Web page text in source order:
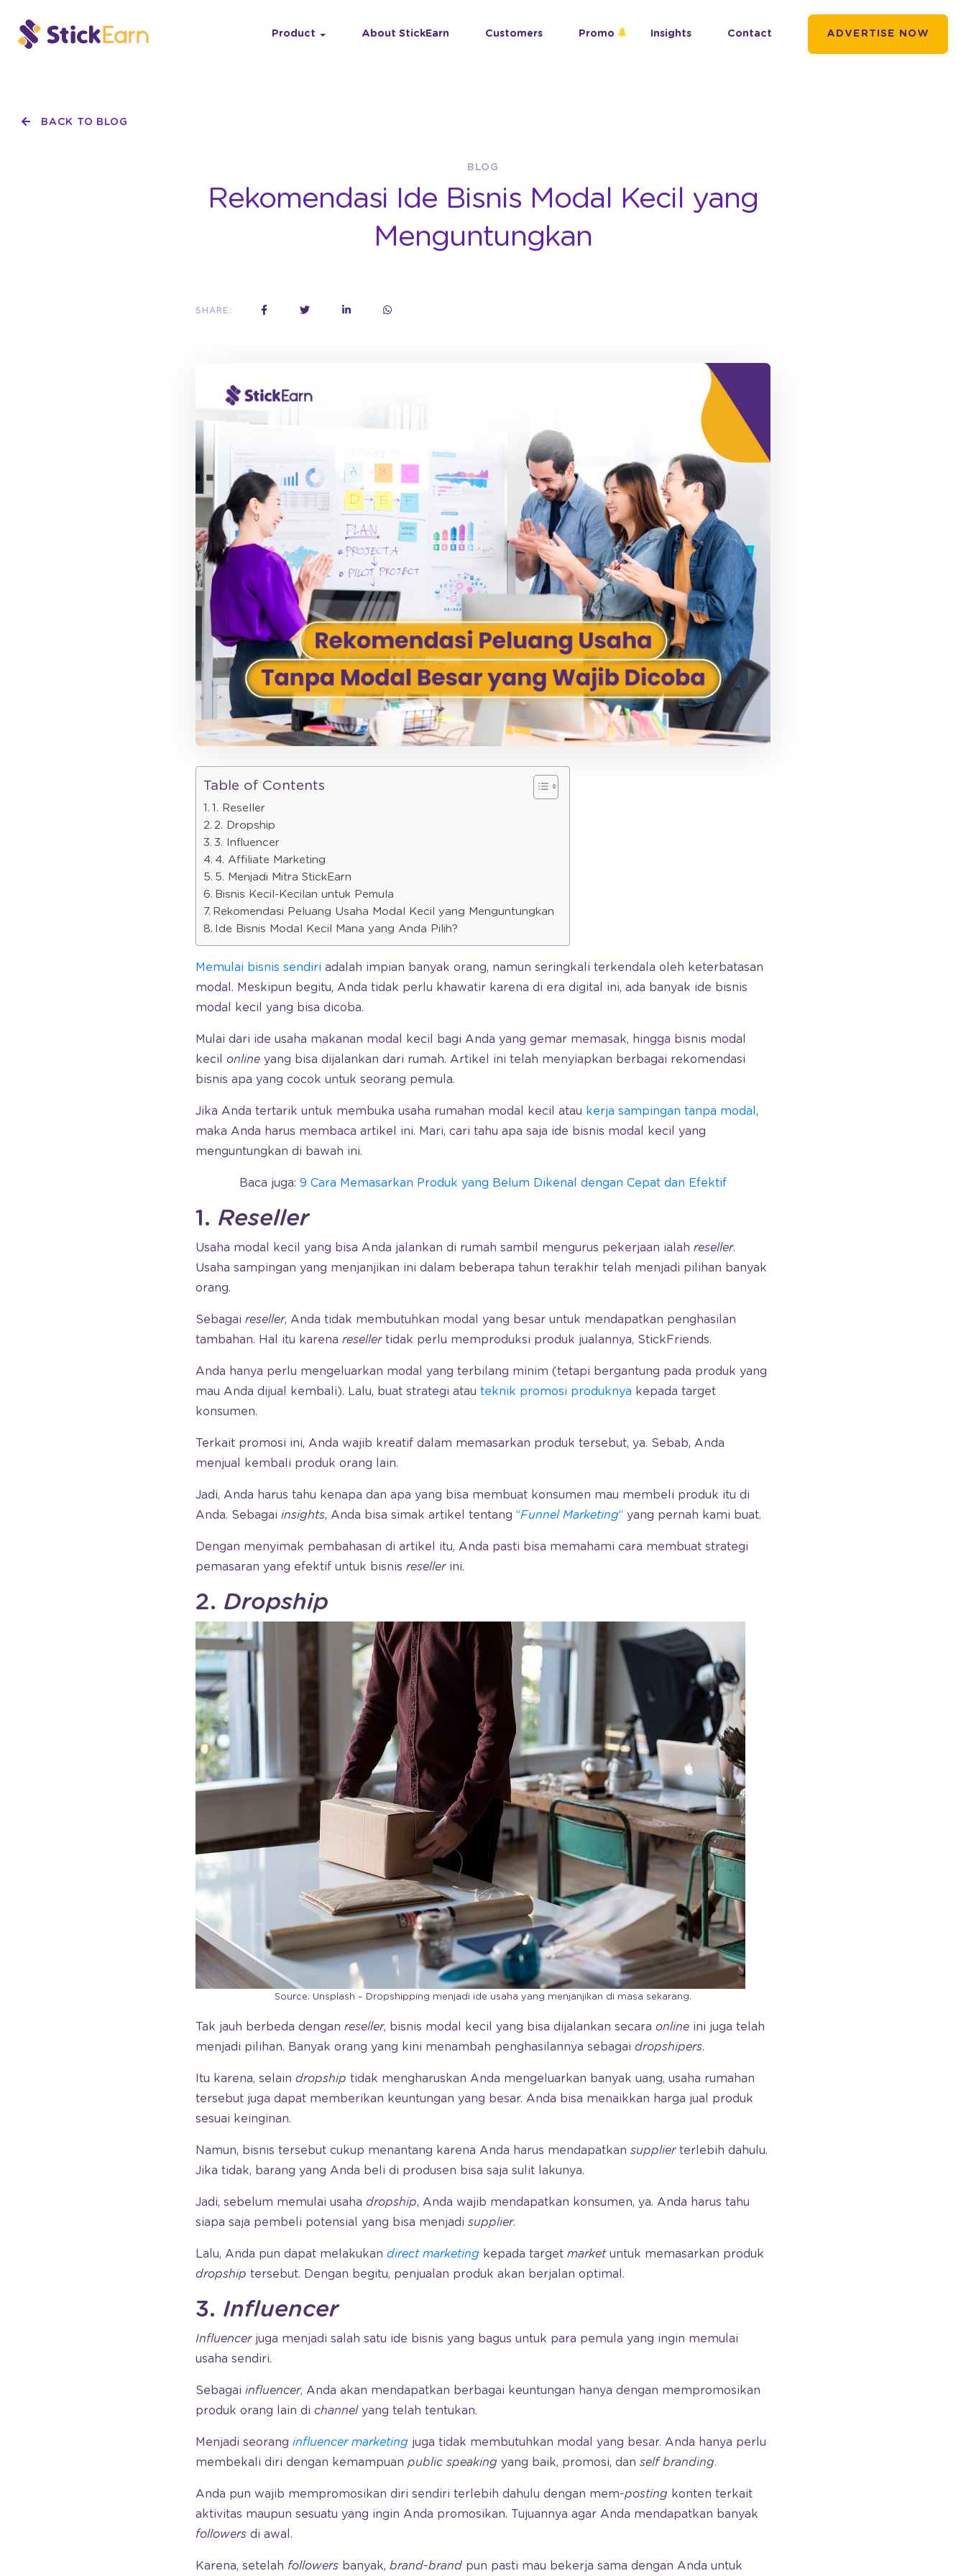
Product About StickEarn Customers Promo Insights Contact ADVERTISE NOW
BACK TO BLOG
BLOG
Rekomendasi Ide Bisnis Modal Kecil yang
Menguntungkan
SHARE:
Table of Contents
1. Reseller
2. Dropship
3. Influencer
4. Affiliate Marketing
5. Menjadi Mitra StickEarn
Bisnis Kecil-Kecilan untuk Pemula
Rekomendasi Peluang Usaha Modal Kecil yang Menguntungkan
Ide Bisnis Modal Kecil Mana yang Anda Pilih?
Memulai bisnis sendiri adalah impian banyak orang, namun seringkali terkendala oleh keterbatasan
modal. Meskipun begitu, Anda tidak perlu khawatir karena di era digital ini, ada banyak ide bisnis
modal kecil yang bisa dicoba.
Mulai dari ide usaha makanan modal kecil bagi Anda yang gemar memasak, hingga bisnis modal
kecil online yang bisa dijalankan dari rumah. Artikel ini telah menyiapkan berbagai rekomendasi
bisnis apa yang cocok untuk seorang pemula.
Jika Anda tertarik untuk membuka usaha rumahan modal kecil atau kerja sampingan tanpa modal,
maka Anda harus membaca artikel ini. Mari, cari tahu apa saja ide bisnis modal kecil yang
menguntungkan di bawah ini.
Baca juga: 9 Cara Memasarkan Produk yang Belum Dikenal dengan Cepat dan Efektif
1. Reseller
Usaha modal kecil yang bisa Anda jalankan di rumah sambil mengurus pekerjaan ialah reseller.
Usaha sampingan yang menjanjikan ini dalam beberapa tahun terakhir telah menjadi pilihan banyak
orang.
Sebagai reseller, Anda tidak membutuhkan modal yang besar untuk mendapatkan penghasilan
tambahan. Hal itu karena resellertidak perlu memproduksi produk jualannya, StickFriends.
Anda hanya perlu mengeluarkan modal yang terbilang minim (tetapi bergantung pada produk yang
mau Anda dijual kembali). Lalu, buat strategi atau teknik promosi produknya kepada target
konsumen.
Terkait promosi ini, Anda wajib kreatif dalam memasarkan produk tersebut, ya. Sebab, Anda
menjual kembali produk orang lain.
Jadi, Anda harus tahu kenapa dan apa yang bisa membuat konsumen mau membeli produk itu di
Anda. Sebagai insights, Anda bisa simak artikel tentang “Funnel Marketing“ yang pernah kami buat.
Dengan menyimak pembahasan di artikel itu, Anda pasti bisa memahami cara membuat strategi
pemasaran yang efektif untuk bisnis resellerini.
2. Dropship
Source: Unsplash – Dropshipping menjadi ide usaha yang menjanjikan di masa sekarang.
Tak jauh berbeda dengan reseller, bisnis modal kecil yang bisa dijalankan secara online ini juga telah
menjadi pilihan. Banyak orang yang kini menambah penghasilannya sebagai dropshipers.
Itu karena, selain dropship tidak mengharuskan Anda mengeluarkan banyak uang, usaha rumahan
tersebut juga dapat memberikan keuntungan yang besar. Anda bisa menaikkan harga jual produk
sesuai keinginan.
Namun, bisnis tersebut cukup menantang karena Anda harus mendapatkan supplierterlebih dahulu.
Jika tidak, barang yang Anda beli di produsen bisa saja sulit lakunya.
Jadi, sebelum memulai usaha dropship, Anda wajib mendapatkan konsumen, ya. Anda harus tahu
siapa saja pembeli potensial yang bisa menjadi supplier.
Lalu, Anda pun dapat melakukan direct marketing kepada target marketuntuk memasarkan produk
dropship tersebut. Dengan begitu, penjualan produk akan berjalan optimal.
3. Influencer
Influencerjuga menjadi salah satu ide bisnis yang bagus untuk para pemula yang ingin memulai
usaha sendiri.
Sebagai influencer, Anda akan mendapatkan berbagai keuntungan hanya dengan mempromosikan
produk orang lain di channelyang telah tentukan.
Menjadi seorang influencer marketing juga tidak membutuhkan modal yang besar. Anda hanya perlu
membekali diri dengan kemampuan public speaking yang baik, promosi, dan self branding.
Anda pun wajib mempromosikan diri sendiri terlebih dahulu dengan mem-posting konten terkait
aktivitas maupun sesuatu yang ingin Anda promosikan. Tujuannya agar Anda mendapatkan banyak
followers di awal.
Karena, setelah followers banyak, brand-brand pun pasti mau bekerja sama dengan Anda untuk